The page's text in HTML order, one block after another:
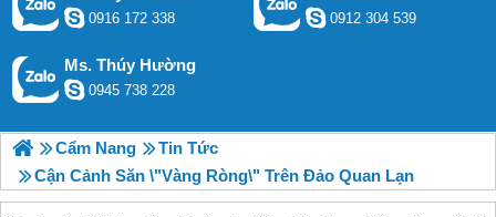
0916 172 338 0912 304 539
Ms. Thúy Hường
0945 738 228
Cẩm Nang
Tin Tức
Cận Cảnh Săn \"Vàng Ròng\" Trên Đảo Quan Lạn